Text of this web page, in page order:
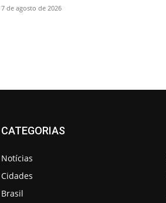
7 de agosto de 2026
CATEGORIAS
Notícias
Cidades
Brasil